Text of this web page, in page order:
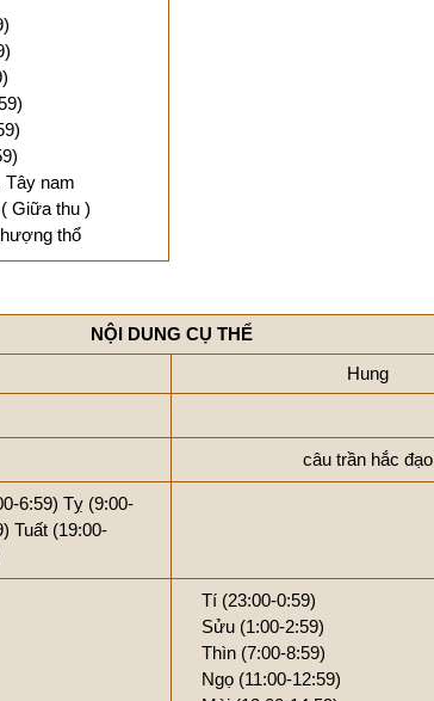
Tây nam
Giữa thu )
thổ
NỘI DUNG CỤ THỂ
Hung
câu trần hắc đạo
6:59) Tỵ (9:00-
Tuất (19:00-
Tí (23:00-0:59)
Sửu (1:00-2:59)
Thìn (7:00-8:59)
Ngọ (11:00-12:59)